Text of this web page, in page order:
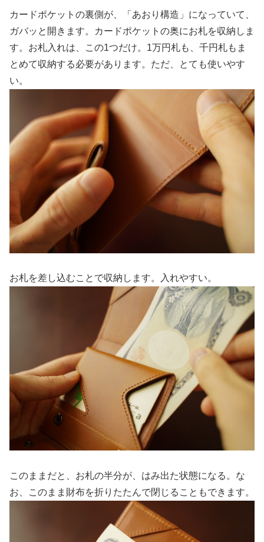
カードポケットの裏側が、「あおり構造」になっていて、
ガバッと開きます。カードポケットの奥にお札を収納しま
す。お札入れは、この1つだけ。1万円札も、千円札もま
とめて収納する必要があります。ただ、とても使いやす
い。
お札を差し込むことで収納します。入れやすい。
このままだと、お札の半分が、はみ出た状態になる。な
お、このまま財布を折りたたんで閉じることもできます。